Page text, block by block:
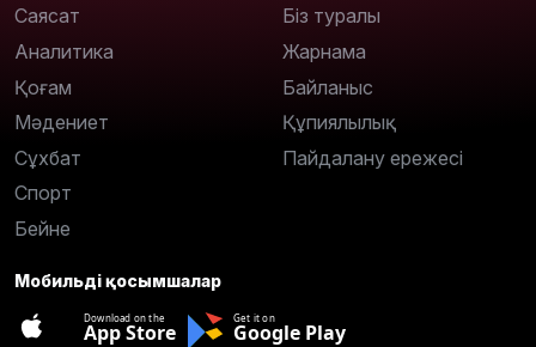
Саясат
Аналитика
Қоғам
Мәдениет
Сұхбат
Спорт
Бейне
Біз туралы
Жарнама
Байланыс
Құпиялылық
Пайдалану ережесі
Мобильді қосымшалар
Download on the
App Store
Get it on
Google Play